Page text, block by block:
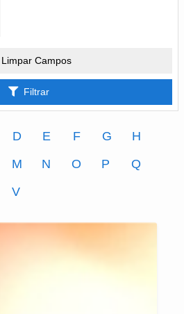
Limpar Campos
Filtrar
D E F G
H
M N O P
Q
V